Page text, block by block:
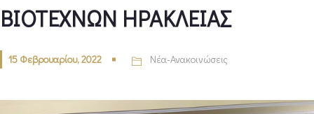
ΒΙΟΤΕΧΝΩΝ ΗΡΑΚΛΕΙΑΣ
15 Φεβρουαρίου, 2022 Νέα-Ανακοινώσεις